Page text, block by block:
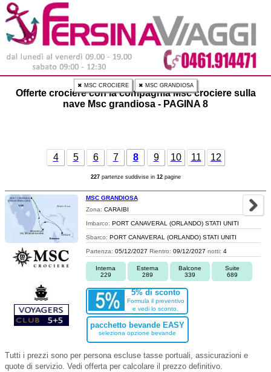
✖ MSC CROCIERE ✖ MSC GRANDIOSA
Offerte crociere con la compagnia Msc crociere sulla
nave Msc grandiosa - PAGINA 8
4 5 6 7 8 9 10 11 12
227partenze suddivise in 12pagine
MSC GRANDIOSA
Zona: CARAIBI
Imbarco: PORT CANAVERAL (ORLANDO) STATI UNITI
Sbarco: PORT CANAVERAL (ORLANDO) STATI UNITI
Partenza: 05/12/2027 Rientro: 09/12/2027 notti: 4
Interna
229
Esterna
289
Balcone
339
Suite
689
5% di sconto
Formula il preventivo
e vedi lo sconto.
pacchetto bevande EASY
seleziona opzione bevande
Tutti i prezzi sono per persona escluse tasse portuali, assicurazioni e
quote di servizio. Vedi offerta per calcolare il prezzo definitivo.